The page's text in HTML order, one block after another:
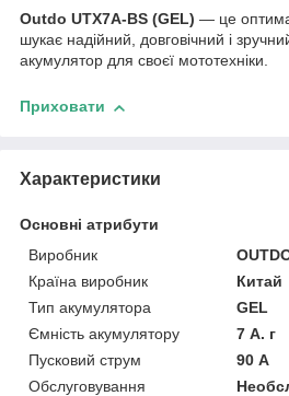
Outdo UTX7A-BS (GEL) — це
шукає надійний, довговічний і
акумулятор для своєї мототехніки.
Приховати
Характеристики
Основні атрибути
Виробник
Країна виробник
Китай
Тип акумулятора
GEL
Ємність акумулятору
7 А. г
Пусковий струм
90 А
Обслуговування